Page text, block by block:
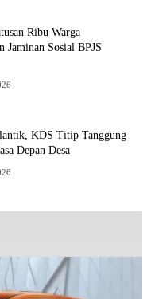
Ribu Warga
Jaminan Sosial BPJS
KDS Titip Tanggung
Depan Desa